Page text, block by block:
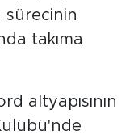
sürecinin
takıma
altyapısının